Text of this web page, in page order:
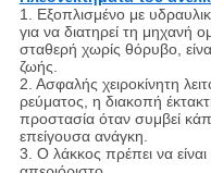
1. Εξοπλισμένο με
για να διατηρεί τη μηχανή
σταθερή χωρίς θόρυβο,
ζωής.
2. Ασφαλής χειροκίνητη
ρεύματος, η διακοπή
προστασία όταν συμβεί
επείγουσα ανάγκη.
3. Ο λάκκος πρέπει να